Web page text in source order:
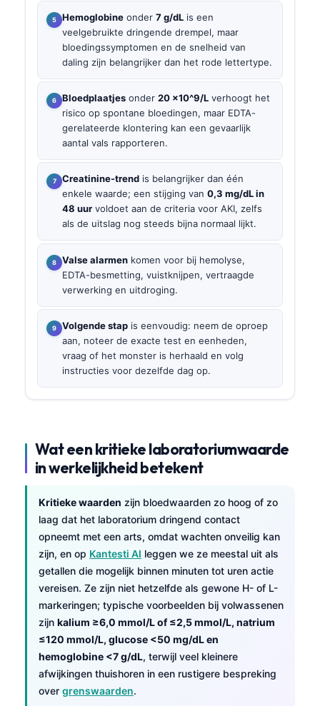
Hemoglobine onder 7 g/dL is een
veelgebruikte dringende drempel, maar
bloedingssymptomen en de snelheid van
daling zijn belangrijker dan het rode lettertype.
Bloedplaatjes onder 20 ×10^9/L verhoogt het
risico op spontane bloedingen, maar EDTA-
gerelateerde klontering kan een gevaarlijk
aantal vals rapporteren.
Creatinine-trend is belangrijker dan één
enkele waarde; een stijging van 0,3 mg/dL in
48 uur voldoet aan de criteria voor AKI, zelfs
als de uitslag nog steeds bijna normaal lijkt.
Valse alarmen komen voor bij hemolyse,
EDTA-besmetting, vuistknijpen, vertraagde
verwerking en uitdroging.
Volgende stap is eenvoudig: neem de oproep
aan, noteer de exacte test en eenheden,
vraag of het monster is herhaald en volg
instructies voor dezelfde dag op.
Wat een kritieke laboratoriumwaarde
in werkelijkheid betekent
Kritieke waarden zijn bloedwaarden zo hoog of zo
laag dat het laboratorium dringend contact
opneemt met een arts, omdat wachten onveilig kan
zijn, en op Kantesti AI leggen we ze meestal uit als
getallen die mogelijk binnen minuten tot uren actie
vereisen. Ze zijn niet hetzelfde als gewone H- of L-
markeringen; typische voorbeelden bij volwassenen
zijn kalium ≥6,0 mmol/L of ≤2,5 mmol/L, natrium
≤120 mmol/L, glucose <50 mg/dL en
hemoglobine <7 g/dL, terwijl veel kleinere
afwijkingen thuishoren in een rustigere bespreking
over grenswaarden.